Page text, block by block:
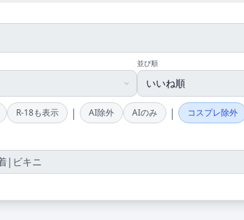
並び順
R-18も表示 | AI除外 AIのみ | コスプレ除外